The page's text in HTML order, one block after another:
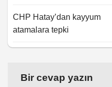
CHP Hatay’dan kayyum
atamalara tepki
Bir cevap yazın